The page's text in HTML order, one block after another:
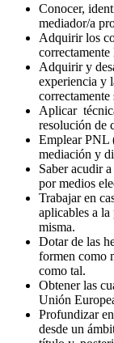
Conocer,
mediador/a
Adquirir los
Adquirir y
experiencia y
correctamente
Aplicar
resolución de
Emplear PNL
mediación y
Saber acudir
por medios
Trabajar en
aplicables a
misma.
Dotar de las
formen como
como tal.
Obtener las
Unión
Profundizar
desde un